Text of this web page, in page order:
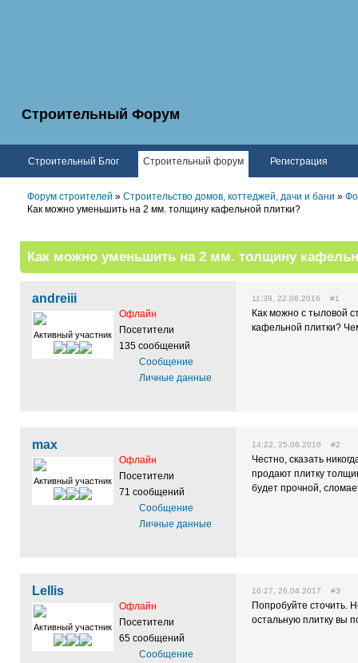
Строительный Форум
Строительный Блог Строительный форум Регистрация
Форум строителей » Строительство домов, коттеджей, дачи и бани »
Как можно уменьшить на 2 мм. толщину кафельной плитки?
Как можно уменьшить на 2 мм. толщину
andreiii
Активный участник
Офлайн
Посетители
135 сообщений
Сообщение
Личные данные
11:38, 22.06.2016 #1
Как можно с тыловой
кафельной плитки?
max
Активный участник
Офлайн
Посетители
71 сообщений
Сообщение
Личные данные
14:22, 25.06.2016 #2
Честно, сказать
продают плитку
будет прочной,
Lellis
Активный участник
Офлайн
Посетители
65 сообщений
Сообщение
16:27, 26.04.2017 #3
Попробуйте сточить.
остальную плитку вы